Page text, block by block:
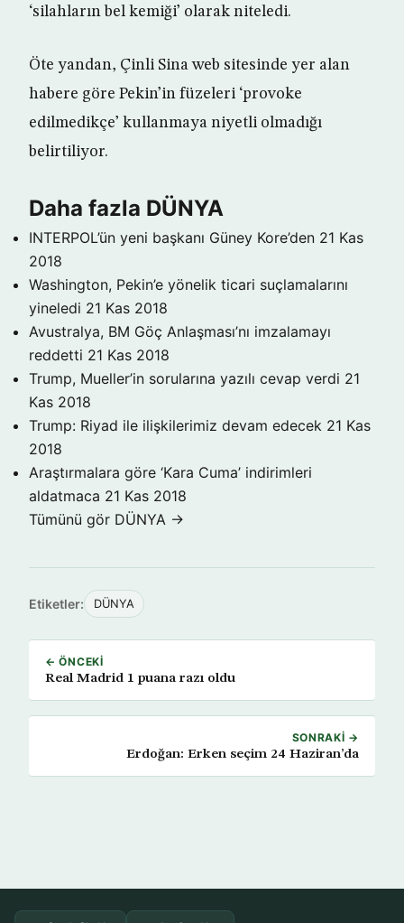
‘silahların bel kemiği’ olarak niteledi.
Öte yandan, Çinli Sina web sitesinde yer alan
habere göre Pekin’in füzeleri ‘provoke
edilmedikçe’ kullanmaya niyetli olmadığı
belirtiliyor.
Daha fazla DÜNYA
INTERPOL’ün yeni başkanı Güney Kore’den 21 Kas
2018
Washington, Pekin’e yönelik ticari suçlamalarını
yineledi 21 Kas 2018
Avustralya, BM Göç Anlaşması’nı imzalamayı
reddetti 21 Kas 2018
Trump, Mueller’in sorularına yazılı cevap verdi 21
Kas 2018
Trump: Riyad ile ilişkilerimiz devam edecek 21 Kas
2018
Araştırmalara göre ‘Kara Cuma’ indirimleri
aldatmaca 21 Kas 2018
Tümünü gör DÜNYA →
Etiketler: DÜNYA
← ÖNCEKI
Real Madrid 1 puana razı oldu
SONRAKI →
Erdoğan: Erken seçim 24 Haziran’da